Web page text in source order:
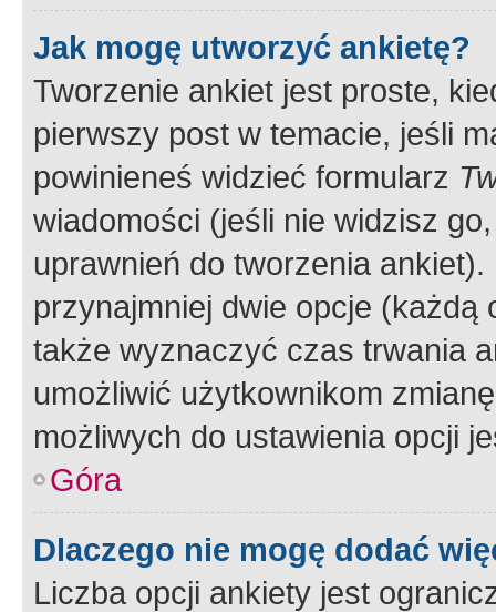
Jak mogę utworzyć ankietę?
Tworzenie ankiet jest proste,
pierwszy post w temacie, jeśli
powinieneś widzieć formularz
wiadomości (jeśli nie widzisz
uprawnień do tworzenia
przynajmniej dwie opcje
także wyznaczyć czas trwania
umożliwić użytkownikom
możliwych do ustawienia opcji
Góra
Dlaczego nie mogę dodać
Liczba opcji ankiety jest